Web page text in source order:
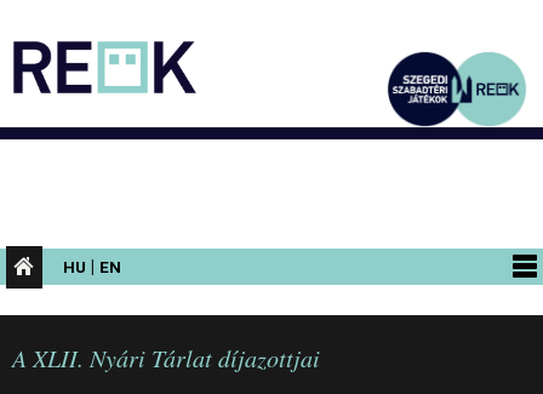
HU | EN
PROGRAMOK
KIÁLLÍTÁSOK
A XLII. Nyári Tárlat díjazottjai